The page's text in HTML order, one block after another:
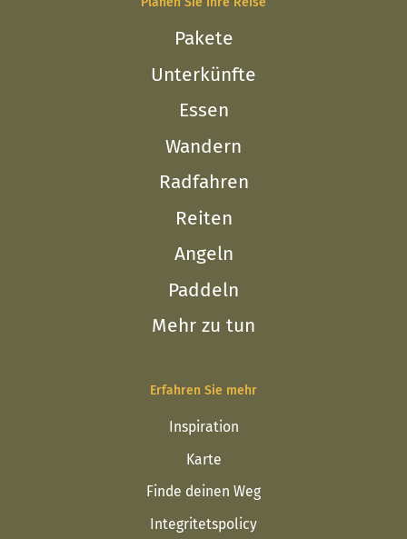
Pakete
Unterkünfte
Essen
Wandern
Radfahren
Reiten
Angeln
Paddeln
Mehr zu tun
Erfahren Sie mehr
Inspiration
Karte
Finde deinen Weg
Integritetspolicy